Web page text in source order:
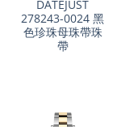
DATEJUST
278243-0024 黑
色珍珠母珠帶珠
帶